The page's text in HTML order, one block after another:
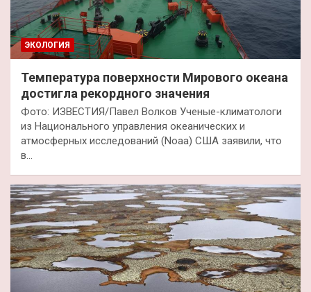
ЭКОЛОГИЯ
Температура поверхности Мирового океана
достигла рекордного значения
Фото: ИЗВЕСТИЯ/Павел Волков Ученые-климатологи
из Национального управления океанических и
атмосферных исследований (Noaa) США заявили, что
в…